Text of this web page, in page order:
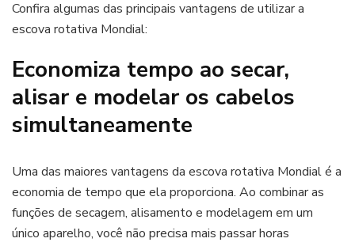
Confira algumas das principais vantagens de utilizar a
escova rotativa Mondial:
Economiza tempo ao secar,
alisar e modelar os cabelos
simultaneamente
Uma das maiores vantagens da escova rotativa Mondial é a
economia de tempo que ela proporciona. Ao combinar as
funções de secagem, alisamento e modelagem em um
único aparelho, você não precisa mais passar horas